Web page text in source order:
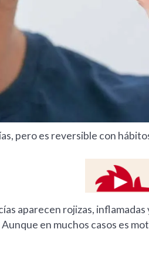
pero es reversible con
aparecen rojizas, inflamadas
en muchos casos es